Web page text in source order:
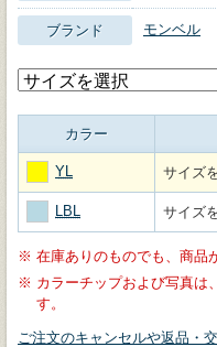
ブランド モンベル
カラー
YL サイズ
LBL サイズ
※ 在庫ありのものでも、商品
※ カラーチップおよび写真は
す。
ご注文のキャンセルや返品・